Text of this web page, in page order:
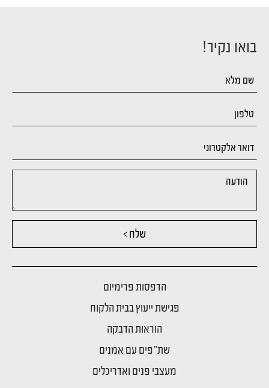
הדפסות פרימיום
פגישת ייעוץ בבית הלקוח
הוראות הדבקה
שת"פים עם אמנים
מעצבי פנים ואדריכלים
בואו נקיר!
שלח >